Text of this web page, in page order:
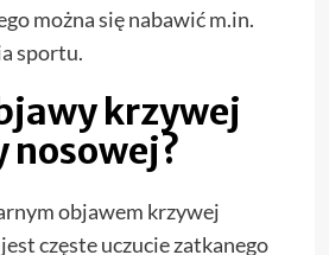
można się nabawić m.in.
sportu.
krzywej
nosowej?
objawem krzywej
częste uczucie zatkanego